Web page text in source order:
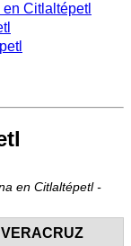
Citlaltépetl
en Citlaltépetl -